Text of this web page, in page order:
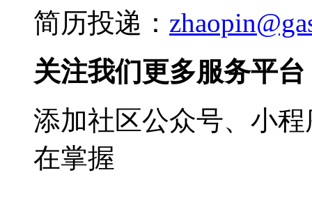
简历投递：
关注我们更多服务平台
添加社区公众号、小
在掌握